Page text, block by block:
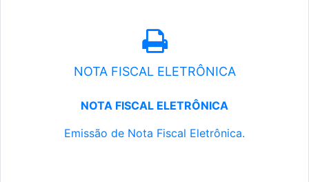
NOTA FISCAL ELETRÔNICA
NOTA FISCAL ELETRÔNICA
Emissão de Nota Fiscal Eletrônica.